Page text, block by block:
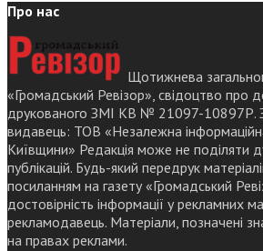
Про нас
Щотижнева
«Громадський Ревізор», свідоцтво про
друкованого ЗМІ КВ № 21097-10897Р.
видавець: ТОВ «Незалежна
Київщини» Редакція може не поділяти
публікацій. Будь-який передрук
посиланням на газету «Громадський
достовірність інформації у рекламних
рекламодавець. Матеріали, позначені
на правах реклами.